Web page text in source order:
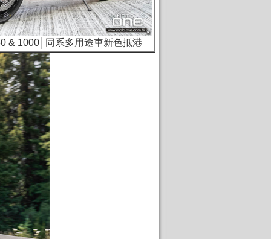
& 1000│同系多用途車新色抵港